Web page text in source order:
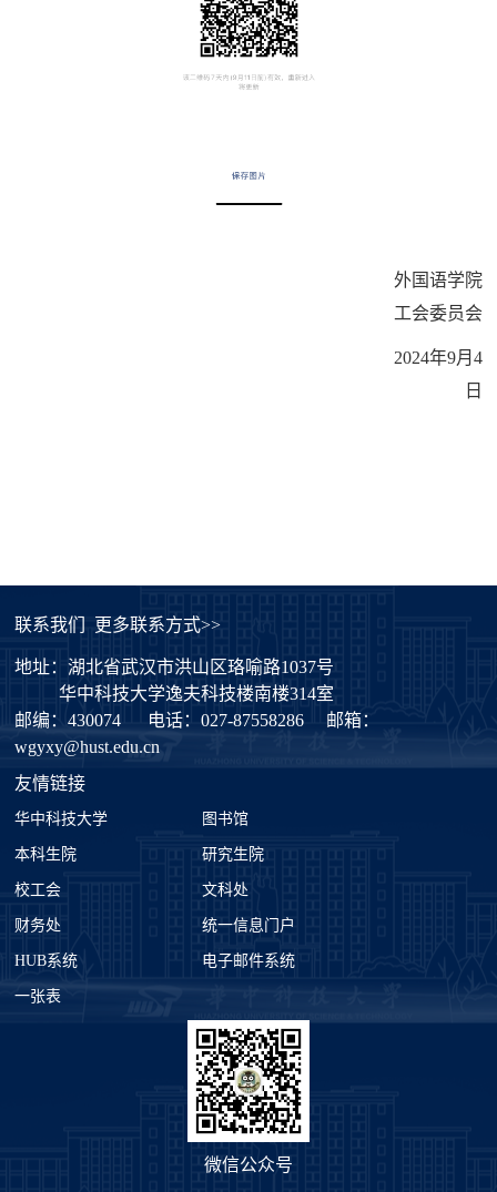
外国语学院
工会委员会
2024年9月 4
日
联系我们 更多联系方式>>
地址：湖北省武汉市洪山区珞喻路1037号
华中科技大学逸夫科技楼南楼314室
邮编：430074
电话：027-87558286
邮箱：
wgyxy@hust.edu.cn
友情链接
华中科技大学 图书馆
本科生院 研究生院
校工会 文科处
财务处 统一信息门户
HUB系统 电子邮件系统
一张表
微信公众号